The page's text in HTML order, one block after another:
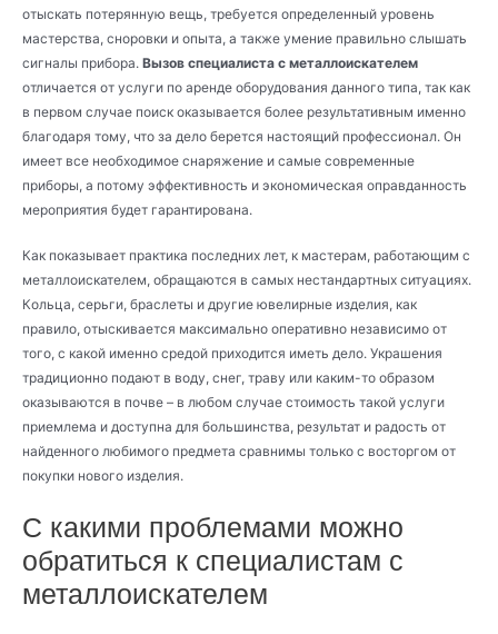
отыскать потерянную вещь, требуется определенный уровень
мастерства, сноровки и опыта, а также умение правильно слышать
сигналы прибора. Вызов специалиста с металлоискателем
отличается от услуги по аренде оборудования данного типа, так как
в первом случае поиск оказывается более результативным именно
благодаря тому, что за дело берется настоящий профессионал. Он
имеет все необходимое снаряжение и самые современные
приборы, а потому эффективность и экономическая оправданность
мероприятия будет гарантирована.
Как показывает практика последних лет, к мастерам, работающим с
металлоискателем, обращаются в самых нестандартных ситуациях.
Кольца, серьги, браслеты и другие ювелирные изделия, как
правило, отыскивается максимально оперативно независимо от
того, с какой именно средой приходится иметь дело. Украшения
традиционно подают в воду, снег, траву или каким-то образом
оказываются в почве – в любом случае стоимость такой услуги
приемлема и доступна для большинства, результат и радость от
найденного любимого предмета сравнимы только с восторгом от
покупки нового изделия.
С какими проблемами можно
обратиться к специалистам с
металлоискателем